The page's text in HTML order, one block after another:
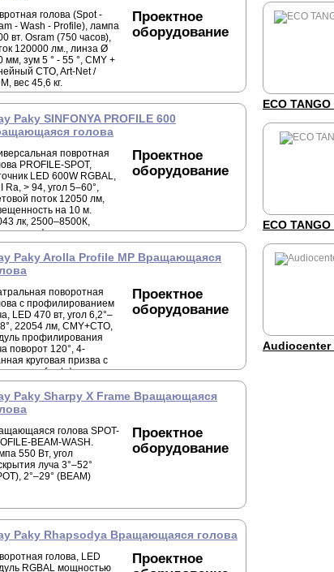
голова (Spot -
- Wash - Profile), лампа
вт. Osram (750 часов),
120000 лм., линза Ø
мм, зум 5 ° - 55 °, CMY +
CTO, Art-Net /
вес 45,6 кг.
Проектное
оборудование
Paky SINFONYA PROFILE 600
голова
повротная
PROFILE-SPOT,
LED 600W RGBAL,
Ra, > 94, угол 5–60°,
поток 12050 лм,
на 10 м.
лк, 2500–8500К,
профилирования
вращающаяся 4-
призма, колесо
уроыень шума 27
вес 36.8 кг.
Проектное
оборудование
Paky Arolla Profile MP Вращающаяся
поворотная
с профилированием
LED 470 вт, угол 6,2°–
22054 лм, CMY+CTO,
профилирования
поворот 120°, 4-
круговая призва с
frost-фильтр,
анимации, уровень
40,6 dBa, вес 25 кг.
Проектное
оборудование
Paky Sharpy X Frame Вращающаяся
голова SPOT-
BEAM-WASH.
550 Вт, угол
луча 3°–52°
2°–29° (BEAM)
Проектное
оборудование
Paky Rhapsodya Вращающаяся голова
голова, LED
RGBAL мощностью
Проектное
ECO
ECO TANGO
Audiocenter